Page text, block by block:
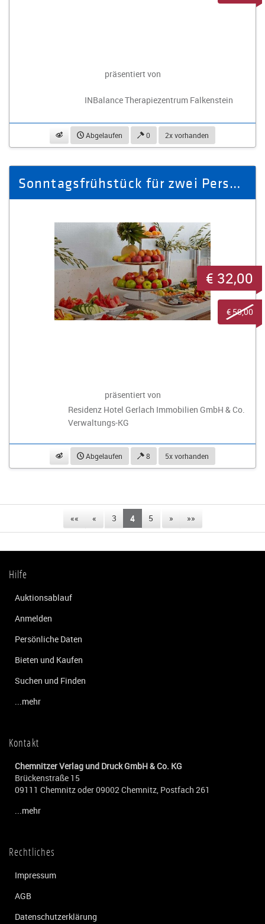
präsentiert von
INBalance Therapiezentrum Falkenstein
beobachtenAbgelaufen 0 2x vorhanden
Sonntagsfrühstück für zwei Personen inkl. ein Glas Sekt pro Person
präsentiert von
Residenz Hotel Gerlach Immobilien GmbH & Co.
Verwaltungs-KG
beobachtenAbgelaufen 8 5x vorhanden
€ 32,00
€ 50,00
«« « 3 4 5 » »»
Hilfe
Auktionsablauf
Anmelden
Persönliche Daten
Bieten und Kaufen
Suchen und Finden
...mehr
Kontakt
Chemnitzer Verlag und Druck GmbH & Co. KG
Brückenstraße 15
09111 Chemnitz oder 09002 Chemnitz, Postfach 261
...mehr
Rechtliches
Impressum
AGB
Datenschutzerklärung